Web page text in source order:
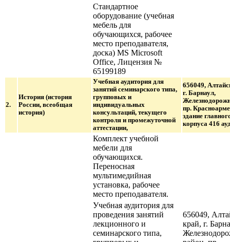
Стандартное
оборудование (учебная
мебель для
обучающихся, рабочее
место преподавателя,
доска) MS Microsoft
Office, Лицензия №
65199189
2.
История (история
России, всеобщая
история)
Учебная аудитория для
занятий семинарского типа,
групповых и
индивидуальных
консультаций, текущего
контроля и промежуточной
аттестации,
656049,
г. Барнаул,
пр.
здание
корпуса 416
Комплект учебной
мебели для
обучающихся.
Переносная
мультимедийная
установка, рабочее
место преподавателя.
Учебная аудитория для
проведения занятий
лекционного и
семинарского типа,
656049,
край, г.